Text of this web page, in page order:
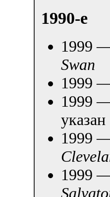
1990-е
1999
Swan
1999
1999
указан
1999
1999